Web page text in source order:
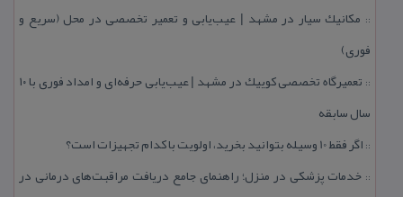
:: مكانیك سیار در مشهد | عیب‌یابی و تعمیر تخصصی در محل (سریع و
فوری)
::
تعمیرگاه تخصصی كوییك در مشهد | عیب‌یابی حرفه‌ای و امداد فوری با ۱۰
سال سابقه
:: اگر فقط 10 وسیله بتوانید بخرید، اولویت با كدام تجهیزات است؟
:: خدمات پزشكی در منزل؛ راهنمای جامع دریافت مراقبت‌های درمانی در